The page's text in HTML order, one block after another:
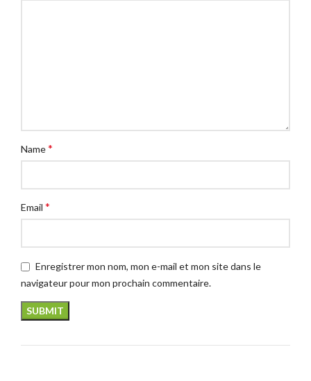
Name*
Email *
Enregistrer mon nom, mon e-mail et mon site dans le
navigateur pour mon prochain commentaire.